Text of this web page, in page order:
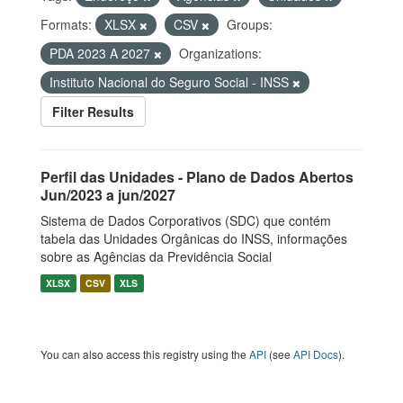
Formats:
XLSX CSV
Groups:
PDA 2023 A 2027
Organizations:
Instituto Nacional do Seguro Social - INSS
Filter Results
Perfil das Unidades - Plano de Dados Abertos
Jun/2023 a jun/2027
Sistema de Dados Corporativos (SDC) que contém
tabela das Unidades Orgânicas do INSS, informações
sobre as Agências da Previdência Social
XLSX CSV XLS
You can also access this registry using the API (see API Docs).